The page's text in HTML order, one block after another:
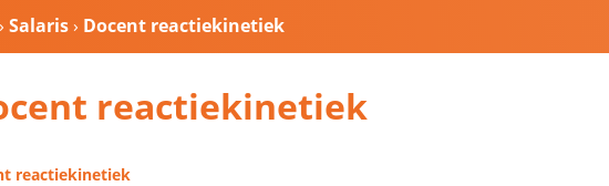
›Salaris› Docent reactiekinetiek
reactiekinetiek
reactiekinetiek